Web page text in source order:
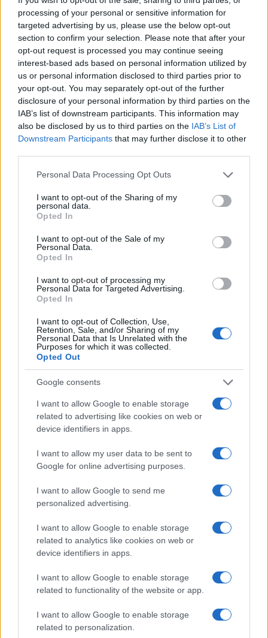
processing of your personal or sensitive information for
targeted advertising by us, please use the below opt-out
section to confirm your selection. Please note that after your
opt-out request is processed you may continue seeing
interest-based ads based on personal information utilized by
us or personal information disclosed to third parties prior to
your opt-out. You may separately opt-out of the further
disclosure of your personal information by third parties on the
IAB’s list of downstream participants. This information may
also be disclosed by us to third parties on the IAB’s List of
Downstream Participants that may further disclose it to other
Please note that this website/app uses one or more Google
not limited to your visit or usage behaviour. You may click to
grant or deny consent to Google and its third-party tags to
use your data for below specified purposes in below Google
consent section.
Personal Data Processing Opt Outs
I want to opt-out of the Sharing of my
personal data.
Opted In
I want to opt-out of the Sale of my
Personal Data.
Opted In
I want to opt-out of processing my
Personal Data for Targeted Advertising.
Opted In
I want to opt-out of Collection, Use,
Retention, Sale, and/or Sharing of my
Personal Data that Is Unrelated with the
Purposes for which it was collected.
Opted Out
Google consents
I want to allow Google to enable storage
related to advertising like cookies on web or
device identifiers in apps.
I want to allow my user data to be sent to
Google for online advertising purposes.
I want to allow Google to send me
personalized advertising.
I want to allow Google to enable storage
related to analytics like cookies on web or
device identifiers in apps.
I want to allow Google to enable storage
related to functionality of the website or app.
I want to allow Google to enable storage
related to personalization.
un medico o un fisioterapista per una
valutazione professionale e un trattamento
appropriato.
Vuoi rimuovere le pubblicità nazionali?
cliccandoqui
Puoi effettuare l'accesso andando nella
sezione Logindal menù del sito o
cliccandoqui